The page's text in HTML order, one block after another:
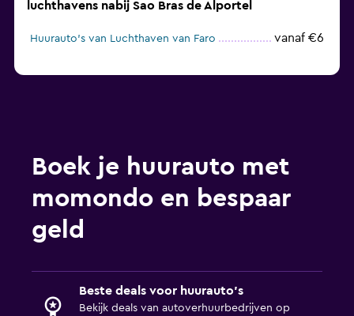
luchthavens nabij Sao Bras de Alportel
Huurauto's van Luchthaven van Faro vanaf €6
Boek je huurauto met
momondo en bespaar
geld
Beste deals voor huurauto's
Bekijk deals van autoverhuurbedrijven op